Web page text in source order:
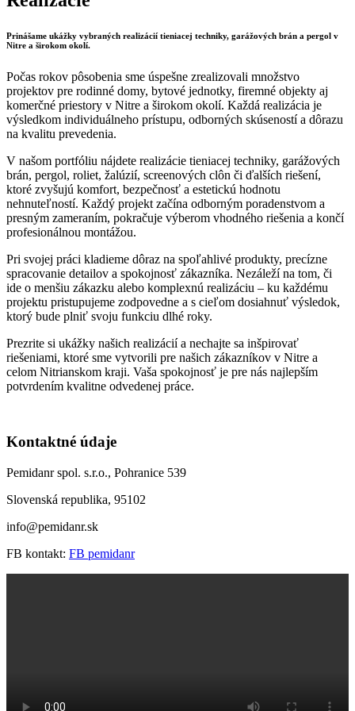
Prinášame ukážky vybraných realizácií tieniacej techniky, garážových brán a pergol v
Nitre a širokom okolí.
Počas rokov pôsobenia sme úspešne zrealizovali množstvo
projektov pre rodinné domy, bytové jednotky, firemné objekty aj
komerčné priestory v Nitre a širokom okolí. Každá realizácia je
výsledkom individuálneho prístupu, odborných skúseností a dôrazu
na kvalitu prevedenia.
V našom portfóliu nájdete realizácie tieniacej techniky, garážových
brán, pergol, roliet, žalúzií, screenových clôn či ďalších riešení,
ktoré zvyšujú komfort, bezpečnosť a estetickú hodnotu
nehnuteľností. Každý projekt začína odborným poradenstvom a
presným zameraním, pokračuje výberom vhodného riešenia a končí
profesionálnou montážou.
Pri svojej práci kladieme dôraz na spoľahlivé produkty, precízne
spracovanie detailov a spokojnosť zákazníka. Nezáleží na tom, či
ide o menšiu zákazku alebo komplexnú realizáciu – ku každému
projektu pristupujeme zodpovedne a s cieľom dosiahnuť výsledok,
ktorý bude plniť svoju funkciu dlhé roky.
Prezrite si ukážky našich realizácií a nechajte sa inšpirovať
riešeniami, ktoré sme vytvorili pre našich zákazníkov v Nitre a
celom Nitrianskom kraji. Vaša spokojnosť je pre nás najlepším
potvrdením kvalitne odvedenej práce.
Kontaktné údaje
Pemidanr spol. s.r.o., Pohranice 539
Slovenská republika, 95102
info@pemidanr.sk
FB kontakt: FB pemidanr